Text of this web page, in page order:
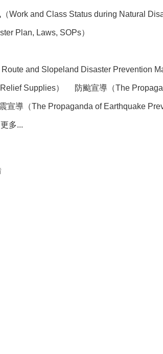
Work and Class Status during Natural
Plan, Laws, SOPs）
and Slopeland Disaster Prevention
Supplies） 防颱宣導（The
宣導（The Propaganda of Earthquake
更多...